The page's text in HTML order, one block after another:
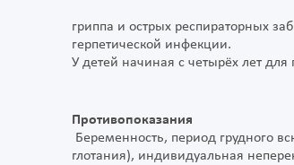
гриппа и острых респираторных
герпетической инфекции.
У детей начиная с четырёх лет
Противопоказания
Беременность, период грудного
глотания), индивидуальная